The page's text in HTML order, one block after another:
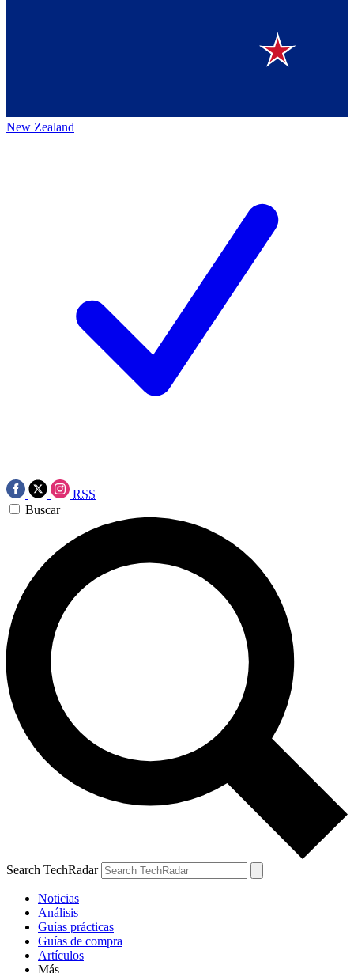
New Zealand
RSS
Buscar
Search TechRadar
Noticias
Análisis
Guías prácticas
Guías de compra
Artículos
Más